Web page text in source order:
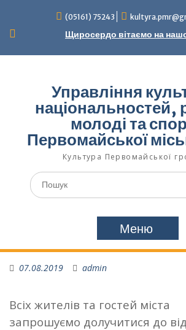
вмісту
(05161) 75243
Щиросердо вітаємо на
Управління
національностей,
молоді та
Первомайської
Культура Первомайcької
Шукати:
Меню
07.08.2019 admin
Всіх жителів та гостей міста
запрошуємо долучитися до